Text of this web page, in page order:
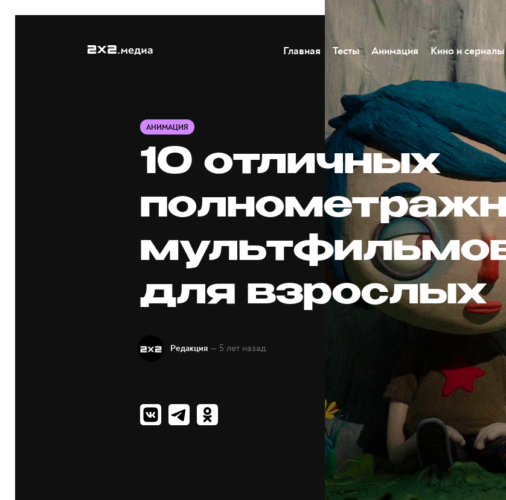
Главная Тесты Анимация Кино и сериалы
АНИМАЦИЯ
10 отличных
для взрослых
Редакция — 5 лет назад